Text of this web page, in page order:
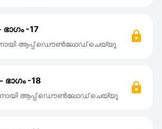
ഭാഗം -17
ആപ്പ് ഡൌൺലോഡ് ചെയ്യൂ
ഭാഗം -18
ആപ്പ് ഡൌൺലോഡ് ചെയ്യൂ